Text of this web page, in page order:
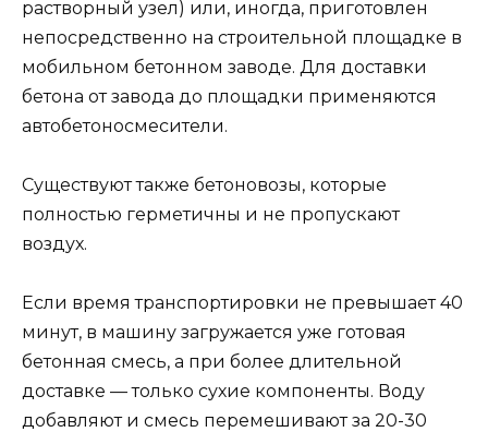
растворный узел) или, иногда, приготовлен
непосредственно на строительной площадке в
мобильном бетонном заводе. Для доставки
бетона от завода до площадки применяются
автобетоносмесители.
Существуют также бетоновозы, которые
полностью герметичны и не пропускают
воздух.
Если время транспортировки не превышает 40
минут, в машину загружается уже готовая
бетонная смесь, а при более длительной
доставке — только сухие компоненты. Воду
добавляют и смесь перемешивают за 20-30